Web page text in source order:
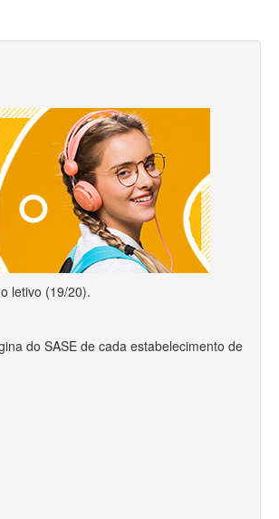
letivo (19/20).
do SASE de cada estabelecimento de